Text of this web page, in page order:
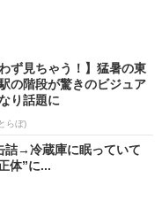
わず見ちゃう！】猛暑の東
の階段が驚きのビジュア
り話題に
らぼ)
詰→冷蔵庫に眠っていて
体”に...